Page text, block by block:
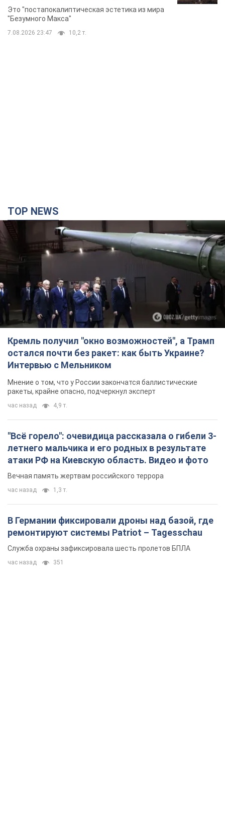
Фото
Это "постапокалиптическая эстетика из мира
"Безумного Макса"
7.08.2026 23:47 10,2 т.
TOP NEWS
Кремль получил "окно возможностей", а Трамп
остался почти без ракет: как быть Украине?
Интервью с Мельником
Мнение о том, что у России закончатся баллистические
ракеты, крайне опасно, подчеркнул эксперт
час назад 4,9 т.
"Всё горело": очевидица рассказала о гибели 3-
летнего мальчика и его родных в результате
атаки РФ на Киевскую область. Видео и фото
Вечная память жертвам российского террора
час назад 1,3 т.
В Германии фиксировали дроны над базой, где
ремонтируют системы Patriot – Tagesschau
Служба охраны зафиксировала шесть пролетов БПЛА
час назад 351